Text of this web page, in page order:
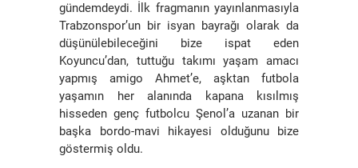
gündemdeydi. İlk fragmanın yayınlanmasıyla
Trabzonspor’un bir isyan bayrağı olarak da
düşünülebileceğini bize ispat eden
Koyuncu’dan, tuttuğu takımı yaşam amacı
yapmış amigo Ahmet’e, aşktan futbola
yaşamın her alanında kapana kısılmış
hisseden genç futbolcu Şenol’a uzanan bir
başka bordo-mavi hikayesi olduğunu bize
göstermiş oldu.